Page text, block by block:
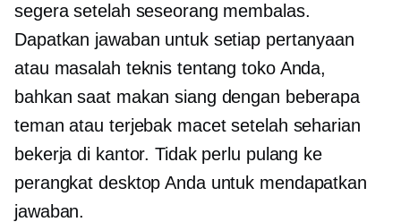
segera setelah seseorang membalas.
Dapatkan jawaban untuk setiap pertanyaan
atau masalah teknis tentang toko Anda,
bahkan saat makan siang dengan beberapa
teman atau terjebak macet setelah seharian
bekerja di kantor. Tidak perlu pulang ke
perangkat desktop Anda untuk mendapatkan
jawaban.